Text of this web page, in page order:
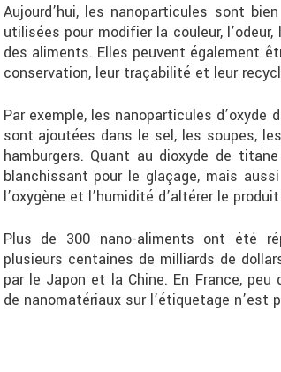
Aujourd’hui, les nanoparticules sont
utilisées pour modifier la couleur,
des aliments. Elles peuvent également
conservation, leur traçabilité et leur
Par exemple, les nanoparticules
sont ajoutées dans le sel, les soupes,
hamburgers. Quant au dioxyde de
blanchissant pour le glaçage, mais
l’oxygène et l’humidité d’altérer le
Plus de 300 nano-aliments ont été
plusieurs centaines de milliards de
par le Japon et la Chine. En France,
de nanomatériaux sur l’étiquetage n’est